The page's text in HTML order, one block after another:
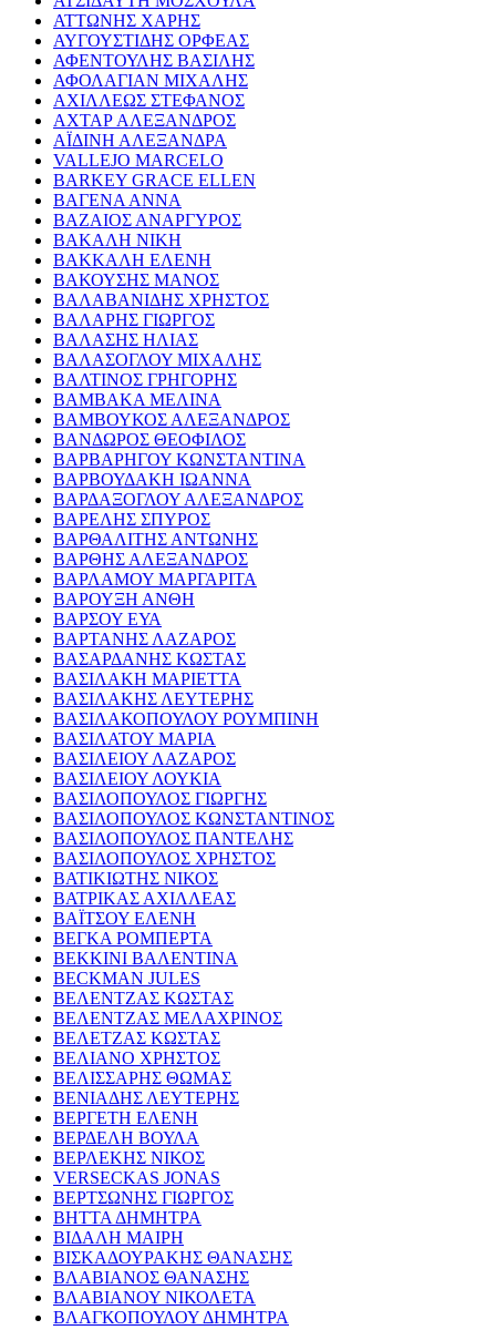
ΑΤΤΩΝΗΣ ΧΑΡΗΣ
ΑΥΓΟΥΣΤΙΔΗΣ ΟΡΦΕΑΣ
ΑΦΕΝΤΟΥΛΗΣ ΒΑΣΙΛΗΣ
ΑΦΟΛΑΓΙΑΝ ΜΙΧΑΛΗΣ
ΑΧΙΛΛΕΩΣ ΣΤΕΦΑΝΟΣ
ΑΧΤΑΡ ΑΛΕΞΑΝΔΡΟΣ
ΑΪΔΙΝΗ ΑΛΕΞΑΝΔΡΑ
VALLEJO MARCELO
BARKEY GRACE ELLEN
ΒΑΓΕΝΑ ΑΝΝΑ
ΒΑΖΑΙΟΣ ΑΝΑΡΓΥΡΟΣ
ΒΑΚΑΛΗ ΝΙΚΗ
ΒΑΚΚΑΛΗ ΕΛΕΝΗ
ΒΑΚΟΥΣΗΣ ΜΑΝΟΣ
ΒΑΛΑΒΑΝΙΔΗΣ ΧΡΗΣΤΟΣ
ΒΑΛΑΡΗΣ ΓΙΩΡΓΟΣ
ΒΑΛΑΣΗΣ ΗΛΙΑΣ
ΒΑΛΑΣΟΓΛΟΥ ΜΙΧΑΛΗΣ
ΒΑΛΤΙΝΟΣ ΓΡΗΓΟΡΗΣ
ΒΑΜΒΑΚΑ ΜΕΛΙΝΑ
ΒΑΜΒΟΥΚΟΣ ΑΛΕΞΑΝΔΡΟΣ
ΒΑΝΔΩΡΟΣ ΘΕΟΦΙΛΟΣ
ΒΑΡΒΑΡΗΓΟΥ ΚΩΝΣΤΑΝΤΙΝΑ
ΒΑΡΒΟΥΔΑΚΗ ΙΩΑΝΝΑ
ΒΑΡΔΑΞΟΓΛΟΥ ΑΛΕΞΑΝΔΡΟΣ
ΒΑΡΕΛΗΣ ΣΠΥΡΟΣ
ΒΑΡΘΑΛΙΤΗΣ ΑΝΤΩΝΗΣ
ΒΑΡΘΗΣ ΑΛΕΞΑΝΔΡΟΣ
ΒΑΡΛΑΜΟΥ ΜΑΡΓΑΡΙΤΑ
ΒΑΡΟΥΞΗ ΑΝΘΗ
ΒΑΡΣΟΥ ΕΥΑ
ΒΑΡΤΑΝΗΣ ΛΑΖΑΡΟΣ
ΒΑΣΑΡΔΑΝΗΣ ΚΩΣΤΑΣ
ΒΑΣΙΛΑΚΗ ΜΑΡΙΕΤΤΑ
ΒΑΣΙΛΑΚΗΣ ΛΕΥΤΕΡΗΣ
ΒΑΣΙΛΑΚΟΠΟΥΛΟΥ ΡΟΥΜΠΙΝΗ
ΒΑΣΙΛΑΤΟΥ ΜΑΡΙΑ
ΒΑΣΙΛΕΙΟΥ ΛΑΖΑΡΟΣ
ΒΑΣΙΛΕΙΟΥ ΛΟΥΚΙΑ
ΒΑΣΙΛΟΠΟΥΛΟΣ ΓΙΩΡΓΗΣ
ΒΑΣΙΛΟΠΟΥΛΟΣ ΚΩΝΣΤΑΝΤΙΝΟΣ
ΒΑΣΙΛΟΠΟΥΛΟΣ ΠΑΝΤΕΛΗΣ
ΒΑΣΙΛΟΠΟΥΛΟΣ ΧΡΗΣΤΟΣ
ΒΑΤΙΚΙΩΤΗΣ ΝΙΚΟΣ
ΒΑΤΡΙΚΑΣ ΑΧΙΛΛΕΑΣ
ΒΑΪΤΣΟΥ ΕΛΕΝΗ
ΒΕΓΚΑ ΡΟΜΠΕΡΤΑ
ΒΕΚΚΙΝΙ ΒΑΛΕΝΤΙΝΑ
BECKMAN JULES
ΒΕΛΕΝΤΖΑΣ ΚΩΣΤΑΣ
ΒΕΛΕΝΤΖΑΣ ΜΕΛΑΧΡΙΝΟΣ
ΒΕΛΕΤΖΑΣ ΚΩΣΤΑΣ
ΒΕΛΙΑΝΟ ΧΡΗΣΤΟΣ
ΒΕΛΙΣΣΑΡΗΣ ΘΩΜΑΣ
ΒΕΝΙΑΔΗΣ ΛΕΥΤΕΡΗΣ
ΒΕΡΓΕΤΗ ΕΛΕΝΗ
ΒΕΡΔΕΛΗ ΒΟΥΛΑ
ΒΕΡΛΕΚΗΣ ΝΙΚΟΣ
VERSECKAS JONAS
ΒΕΡΤΣΩΝΗΣ ΓΙΩΡΓΟΣ
ΒΗΤΤΑ ΔΗΜΗΤΡΑ
ΒΙΔΑΛΗ ΜΑΙΡΗ
ΒΙΣΚΑΔΟΥΡΑΚΗΣ ΘΑΝΑΣΗΣ
ΒΛΑΒΙΑΝΟΣ ΘΑΝΑΣΗΣ
ΒΛΑΒΙΑΝΟΥ ΝΙΚΟΛΕΤΑ
ΒΛΑΓΚΟΠΟΥΛΟΥ ΔΗΜΗΤΡΑ